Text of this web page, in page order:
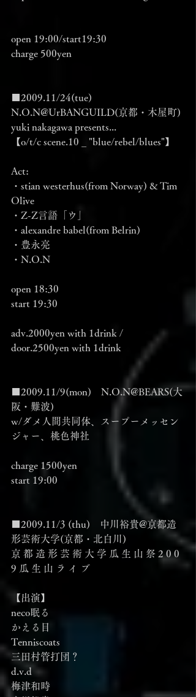
open 19:00/start19:30
charge 500yen
■2009.11/24(tue)
N.O.N@UrBANGUILD(京都・木屋町)
yuki nakagawa presents...
【o/t/c scene.10 _ "blue/rebel/blues"】
Act:
・stian westerhus(from Norway) & Tim
Olive
・Z-Z言語「ウ」
・alexandre babel(from Belrin)
・豊永亮
・N.O.N
open 18:30
start 19:30
adv.2000yen with 1drink /
door.2500yen with 1drink
■2009.11/9(mon)　N.O.N@BEARS(大
阪・難波)
w/ダメ人間共同体、スープーメッセン
ジャー、桃色神社
charge 1500yen
start 19:00
■2009.11/3 (thu)　中川裕貴@京都造
形芸術大学(京都・北白川)
京 都 造 形 芸 術 大 学 瓜 生 山 祭 2 0 0
9 瓜 生 山 ラ イ ブ
【出演】
neco眠る
かえる目
Tenniscoats
三田村管打団？
d.v.d
梅津和時